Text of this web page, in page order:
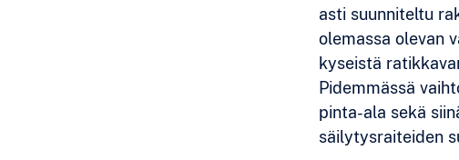
asti suunniteltu
olemassa olevan
kyseistä
Pidemmässä
pinta-ala sekä
säilytysraiteiden